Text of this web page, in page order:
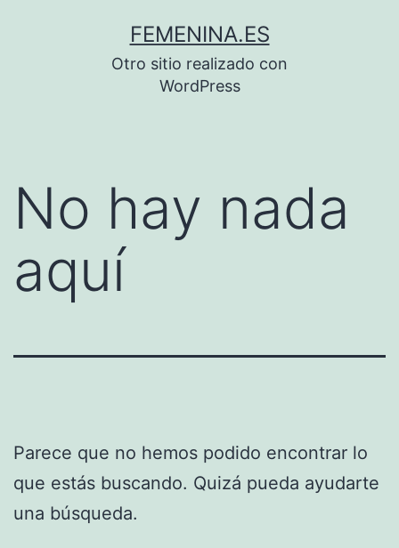
FEMENINA.ES
Otro sitio realizado con
WordPress
No hay nada
aquí
Parece que no hemos podido encontrar lo
que estás buscando. Quizá pueda ayudarte
una búsqueda.